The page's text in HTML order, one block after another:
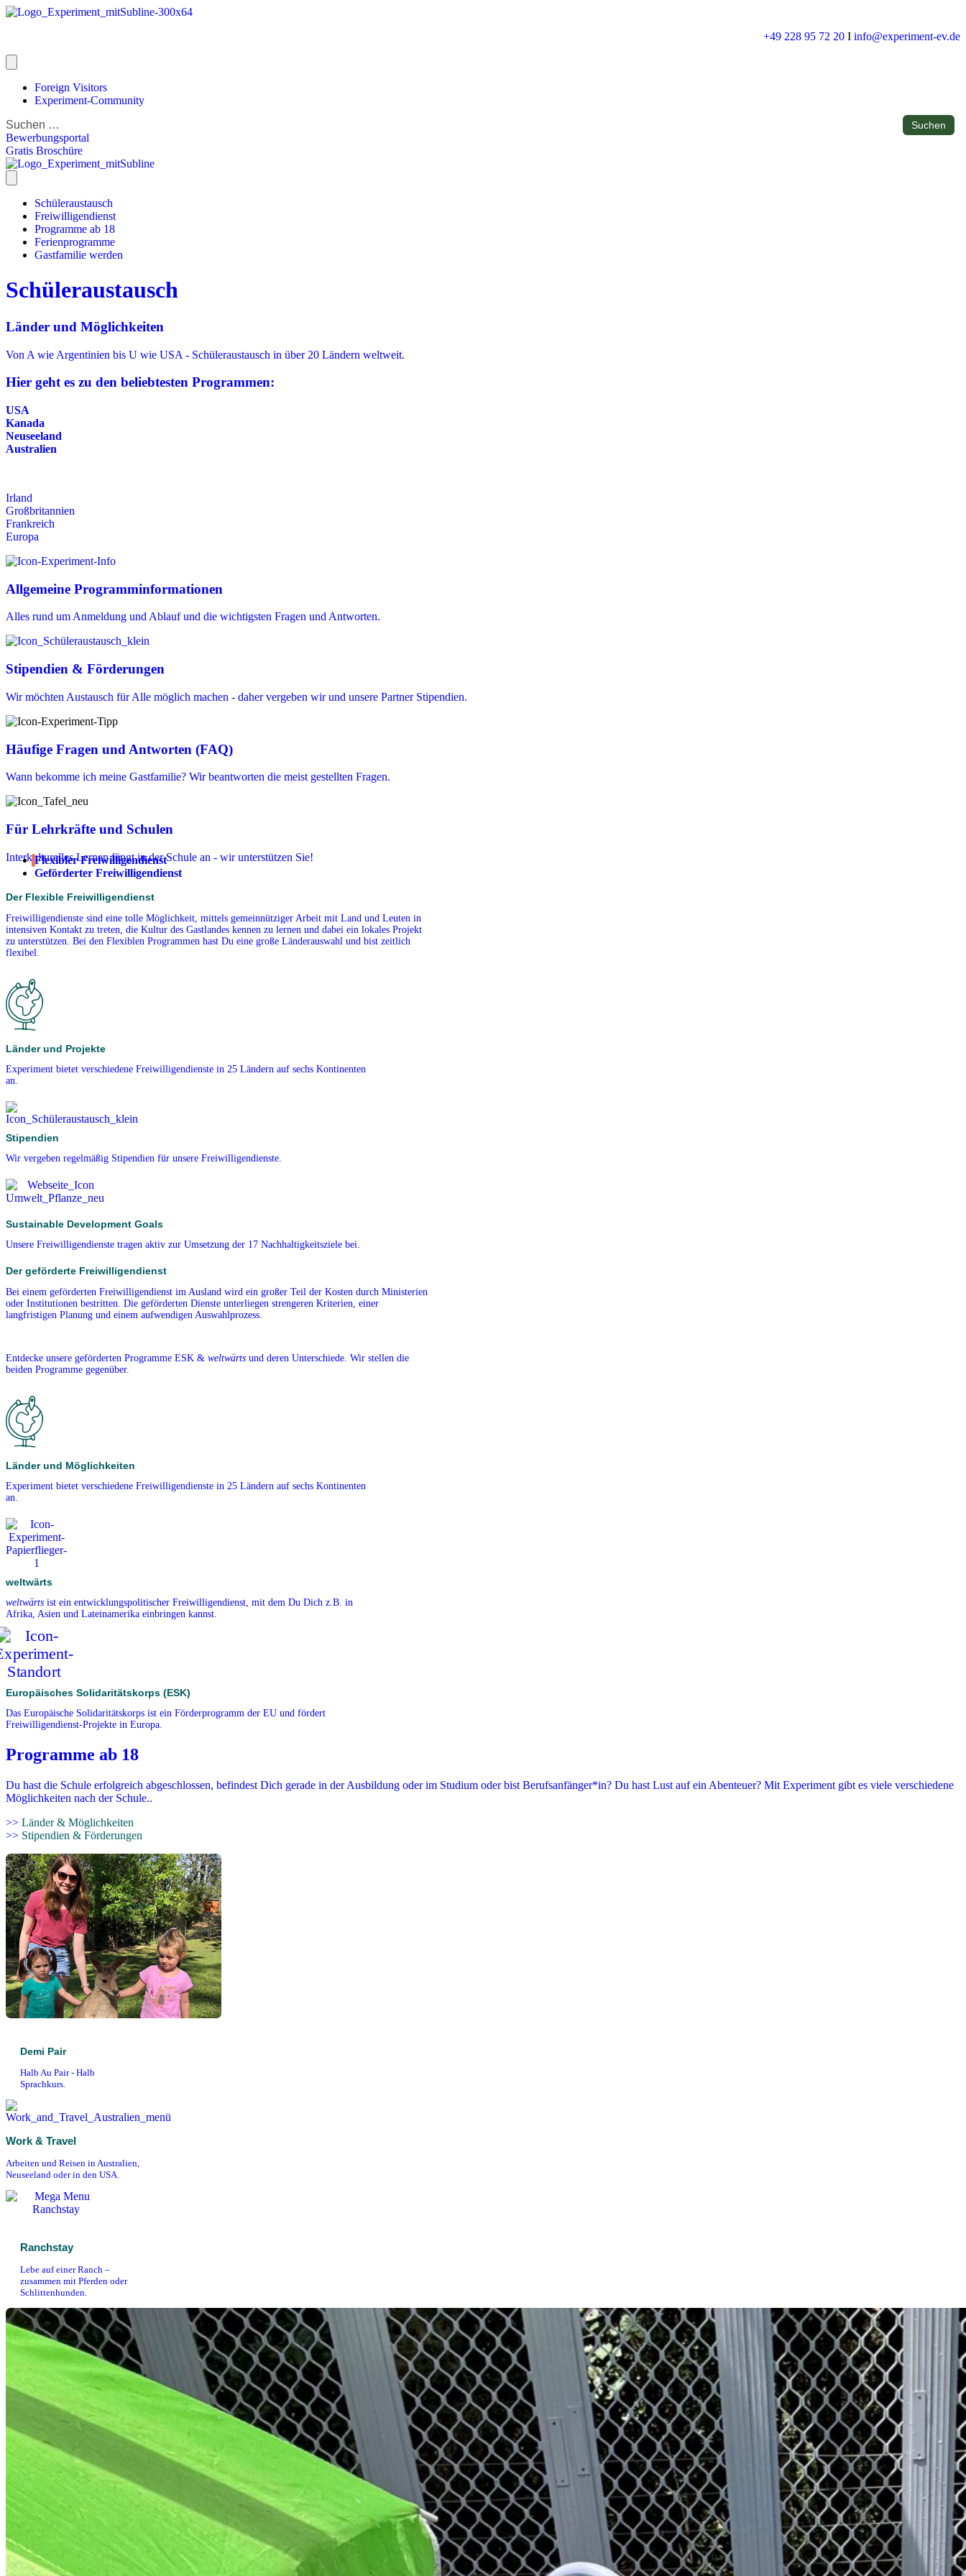
+49 228 95 72 20 I info@experiment-ev.de
Foreign Visitors
Experiment-Community
Bewerbungsportal
Gratis Broschüre
Schüleraustausch
Freiwilligendienst
Programme ab 18
Ferienprogramme
Gastfamilie werden
Schüleraustausch
Länder und Möglichkeiten
Von A wie Argentinien bis U wie USA - Schüleraustausch in über 20 Ländern weltweit.
Hier geht es zu den beliebtesten Programmen:
USA
Kanada
Neuseeland
Australien
Irland
Großbritannien
Frankreich
Europa
Allgemeine Programminformationen
Alles rund um Anmeldung und Ablauf und die wichtigsten Fragen und Antworten.
Stipendien & Förderungen
Wir möchten Austausch für Alle möglich machen - daher vergeben wir und unsere Partner Stipendien.
Häufige Fragen und Antworten (FAQ)
Wann bekomme ich meine Gastfamilie? Wir beantworten die meist gestellten Fragen.
Für Lehrkräfte und Schulen
Interkulturelles Lernen fängt in der Schule an - wir unterstützen Sie!
Flexibler Freiwilligendienst
Geförderter Freiwilligendienst
Der Flexible Freiwilligendienst
Freiwilligendienste sind eine tolle Möglichkeit, mittels gemeinnütziger Arbeit mit Land und Leuten in
intensiven Kontakt zu treten, die Kultur des Gastlandes kennen zu lernen und dabei ein lokales Projekt
zu unterstützen. Bei den Flexiblen Programmen hast Du eine große Länderauswahl und bist zeitlich
flexibel.
Länder und Projekte
Experiment bietet verschiedene Freiwilligendienste in 25 Ländern auf sechs Kontinenten
an.
Stipendien
Wir vergeben regelmäßig Stipendien für unsere Freiwilligendienste.
Sustainable Development Goals
Unsere Freiwilligendienste tragen aktiv zur Umsetzung der 17 Nachhaltigkeitsziele bei.
Der geförderte Freiwilligendienst
Bei einem geförderten Freiwilligendienst im Ausland wird ein großer Teil der Kosten durch Ministerien
oder Institutionen bestritten. Die geförderten Dienste unterliegen strengeren Kriterien, einer
langfristigen Planung und einem aufwendigen Auswahlprozess.
Entdecke unsere geförderten Programme ESK & weltwärts und deren Unterschiede. Wir stellen die
beiden Programme gegenüber.
Länder und Möglichkeiten
Experiment bietet verschiedene Freiwilligendienste in 25 Ländern auf sechs Kontinenten
an.
weltwärts
weltwärts ist ein entwicklungspolitischer Freiwilligendienst, mit dem Du Dich z.B. in
Afrika, Asien und Lateinamerika einbringen kannst.
Europäisches Solidaritätskorps (ESK)
Das Europäische Solidaritätskorps ist ein Förderprogramm der EU und fördert
Freiwilligendienst-Projekte in Europa.
Programme ab 18
Du hast die Schule erfolgreich abgeschlossen, befindest Dich gerade in der Ausbildung oder im Studium oder bist Berufsanfänger*in? Du hast Lust auf ein Abenteuer? Mit Experiment gibt es viele verschiedene
Möglichkeiten nach der Schule..
>> Länder & Möglichkeiten
>> Stipendien & Förderungen
Demi Pair
Halb Au Pair - Halb
Sprachkurs.
Work & Travel
Arbeiten und Reisen in Australien,
Neuseeland oder in den USA.
Ranchstay
Lebe auf einer Ranch –
zusammen mit Pferden oder
Schlittenhunden.